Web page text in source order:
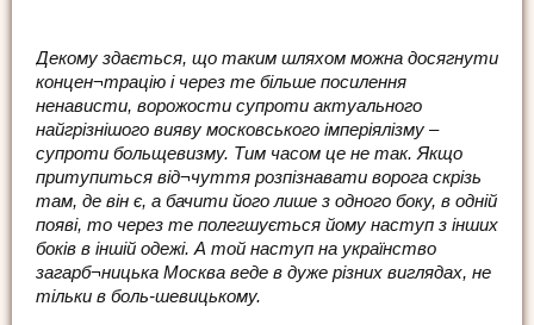
Декому здається, що таким шляхом можна досягнути
концен¬трацію і через те більше посилення
ненависти, ворожости супроти актуального
найгрізнішого вияву московського імперіялізму –
супроти больщевизму. Тим часом це не так. Якщо
притупиться від¬чуття розпізнавати ворога скрізь
там, де він є, а бачити його лише з одного боку, в одній
появі, то через те полегшується йому наступ з інших
боків в іншій одежі. А той наступ на українство
загарб¬ницька Москва веде в дуже різних виглядах, не
тільки в боль-шевицькому.